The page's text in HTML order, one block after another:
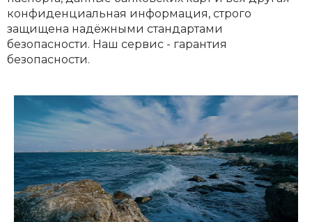
конфиденциальная информация, строго
защищена надёжными стандартами
безопасности. Наш сервис - гарантия
безопасности.